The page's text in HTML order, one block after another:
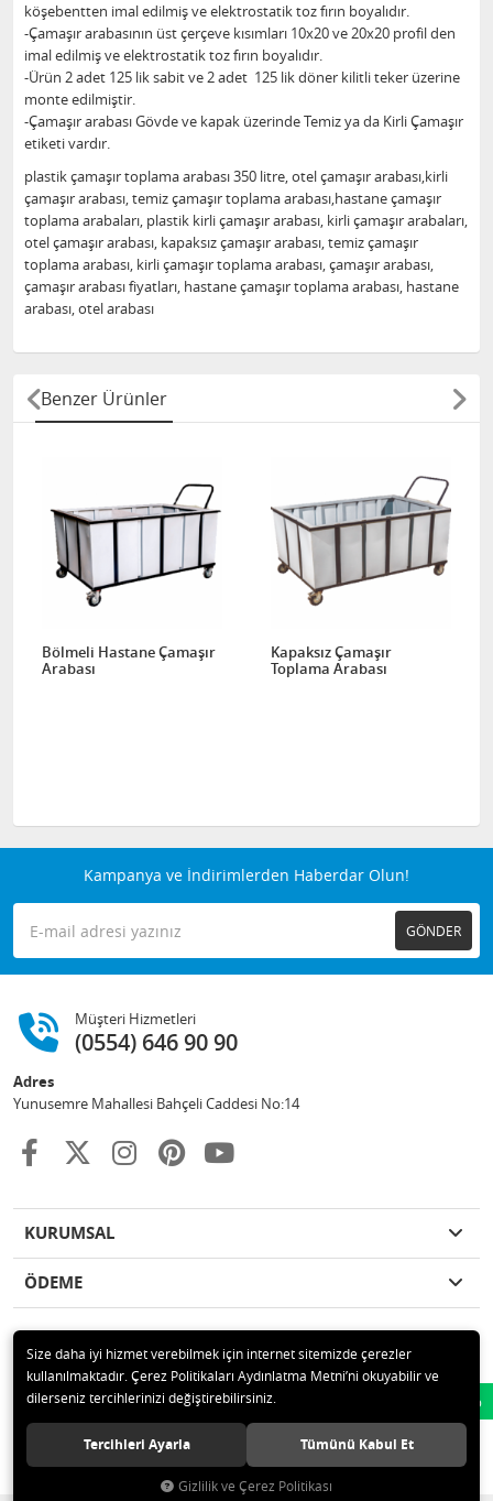
köşebentten imal edilmiş ve elektrostatik toz fırın boyalıdır.
-Çamaşır arabasının üst çerçeve kısımları 10x20 ve 20x20 profil den
imal edilmiş ve elektrostatik toz fırın boyalıdır.
-Ürün 2 adet 125 lik sabit ve 2 adet 125 lik döner kilitli teker üzerine
monte edilmiştir.
-Çamaşır arabası Gövde ve kapak üzerinde Temiz ya da Kirli Çamaşır
etiketi vardır.
plastik çamaşır toplama arabası 350 litre, otel çamaşır arabası,kirli
çamaşır arabası, temiz çamaşır toplama arabası,hastane çamaşır
toplama arabaları, plastik kirli çamaşır arabası, kirli çamaşır arabaları,
otel çamaşır arabası, kapaksız çamaşır arabası, temiz çamaşır
toplama arabası, kirli çamaşır toplama arabası, çamaşır arabası,
çamaşır arabası fiyatları, hastane çamaşır toplama arabası, hastane
arabası, otel arabası
Benzer Ürünler
Bölmeli Hastane Çamaşır
Arabası
Kapaksız Çamaşır
Toplama Arabası
Kampanya ve İndirimlerden Haberdar Olun!
GÖNDER
Müşteri Hizmetleri
(0554) 646 90 90
Adres
Yunusemre Mahallesi Bahçeli Caddesi No:14
KURUMSAL
ÖDEME
© 2020 GKN STORE TEMİZLİK MADDELERİ SAN TİC LTD ŞTİ Tüm hakları
saklıdır.
Whatsapp
Size daha iyi hizmet verebilmek için internet sitemizde çerezler
kullanılmaktadır. Çerez Politikaları Aydınlatma Metni’ni okuyabilir ve
dilerseniz tercihlerinizi değiştirebilirsiniz.
Tercihleri Ayarla Tümünü Kabul Et
Gizlilik ve Çerez Politikası